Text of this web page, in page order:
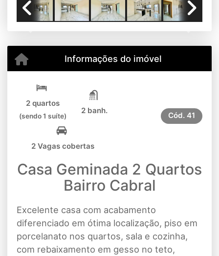
Informações do imóvel
2 quartos
(sendo 1 suíte)
2 banh.
2 Vagas cobertas
Cód. 41
Casa Geminada 2 Quartos
Bairro Cabral
Excelente casa com acabamento
diferenciado em ótima localização, piso em
porcelanato nos quartos, sala e cozinha,
com rebaixamento em gesso no teto,